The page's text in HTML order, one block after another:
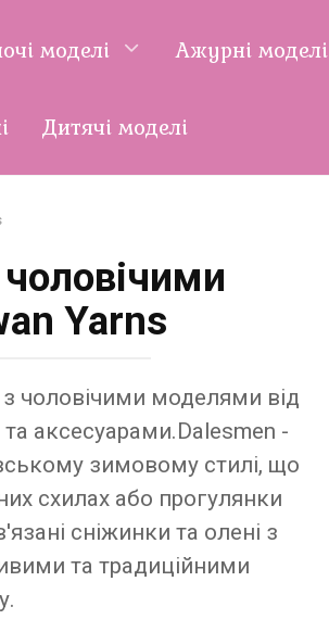
моделі Ажурні моделі
Дитячі моделі
Yarns
чоловічими моделями від
аксесуарами.Dalesmen -
зимовому стилі, що
схилах або прогулянки
сніжинки та олені з
та традиційними